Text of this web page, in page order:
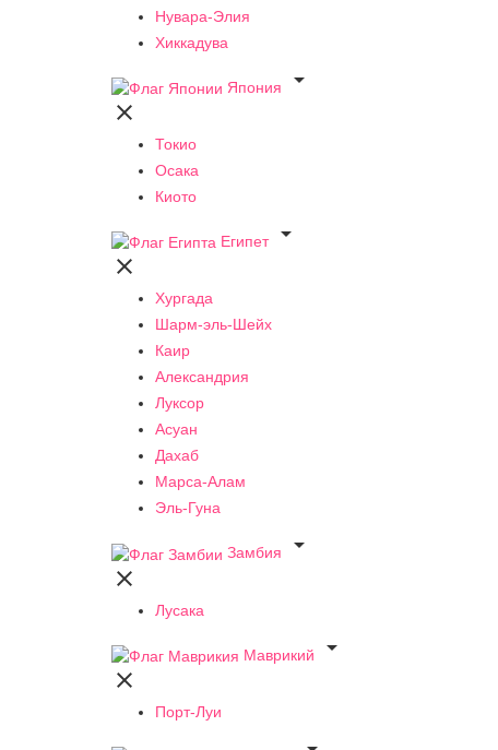
Нувара-Элия
Хиккадува
Япония


Токио
Осака
Киото
Египет


Хургада
Шарм-эль-Шейх
Каир
Александрия
Луксор
Асуан
Дахаб
Марса-Алам
Эль-Гуна
Замбия


Лусака
Маврикий


Порт-Луи